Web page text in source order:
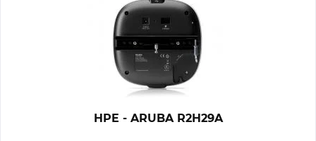
HPE - ARUBA R2H29A